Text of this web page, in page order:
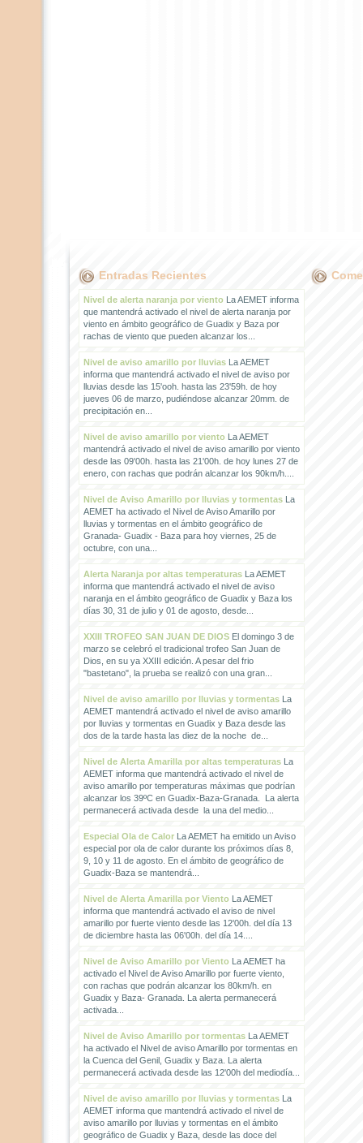
Entradas Recientes
Nivel de alerta naranja por vientoLa AEMET informa
que mantendrá activado el nivel de alerta naranja por
viento en ámbito geográfico de Guadix y Baza por
rachas de viento que pueden alcanzar los...
Nivel de aviso amarillo por lluviasLa AEMET
informa que mantendrá activado el nivel de aviso por
lluvias desde las 15'ooh. hasta las 23'59h. de hoy
jueves 06 de marzo, pudiéndose alcanzar 20mm. de
precipitación en...
Nivel de aviso amarillo por vientoLa AEMET
mantendrá activado el nivel de aviso amarillo por viento
desde las 09'00h. hasta las 21'00h. de hoy lunes 27 de
enero, con rachas que podrán alcanzar los 90km/h....
Nivel de Aviso Amarillo por lluvias y tormentasLa
AEMET ha activado el Nivel de Aviso Amarillo por
lluvias y tormentas en el ámbito geográfico de
Granada- Guadix - Baza para hoy viernes, 25 de
octubre, con una...
Alerta Naranja por altas temperaturasLa AEMET
informa que mantendrá activado el nivel de aviso
naranja en el ámbito geográfico de Guadix y Baza los
días 30, 31 de julio y 01 de agosto, desde...
XXIII TROFEO SAN JUAN DE DIOSEl domingo 3 de
marzo se celebró el tradicional trofeo San Juan de
Dios, en su ya XXIII edición. A pesar del frio
"bastetano", la prueba se realizó con una gran...
Nivel de aviso amarillo por lluvias y tormentasLa
AEMET mantendrá activado el nivel de aviso amarillo
por lluvias y tormentas en Guadix y Baza desde las
dos de la tarde hasta las diez de la noche de...
Nivel de Alerta Amarilla por altas temperaturasLa
AEMET informa que mantendrá activado el nivel de
aviso amarillo por temperaturas máximas que podrían
alcanzar los 39ºC en Guadix-Baza-Granada. La alerta
permanecerá activada desde la una del medio...
Especial Ola de CalorLa AEMET ha emitido un Aviso
especial por ola de calor durante los próximos días 8,
9, 10 y 11 de agosto. En el ámbito de geográfico de
Guadix-Baza se mantendrá...
Nivel de Alerta Amarilla por VientoLa AEMET
informa que mantendrá activado el aviso de nivel
amarillo por fuerte viento desde las 12'00h. del día 13
de diciembre hasta las 06'00h. del día 14....
Nivel de Aviso Amarillo por VientoLa AEMET ha
activado el Nivel de Aviso Amarillo por fuerte viento,
con rachas que podrán alcanzar los 80km/h. en
Guadix y Baza- Granada. La alerta permanecerá
activada...
Nivel de Aviso Amarillo por tormentasLa AEMET
ha activado el Nivel de aviso Amarillo por tormentas en
la Cuenca del Genil, Guadix y Baza. La alerta
permanecerá activada desde las 12'00h del mediodía...
Nivel de aviso amarillo por lluvias y tormentasLa
AEMET informa que mantendrá activado el nivel de
aviso amarillo por lluvias y tormentas en el ámbito
geográfico de Guadix y Baza, desde las doce del